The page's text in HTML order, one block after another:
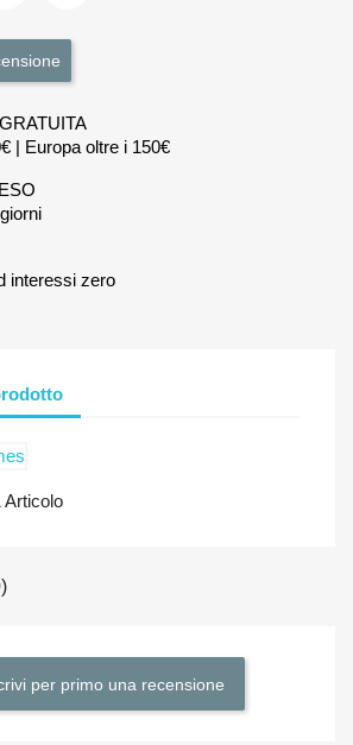
| Europa oltre i 150€
interessi zero
Articolo
per primo una recensione